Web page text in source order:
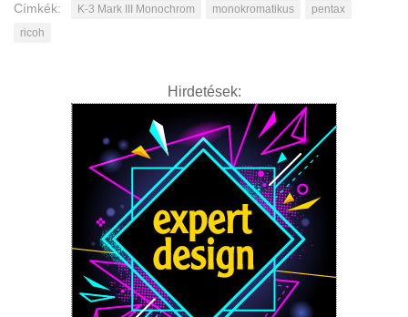
Címkék: K-3 Mark III Monochrom monokromatikus
pentax
ricoh
Hirdetések: